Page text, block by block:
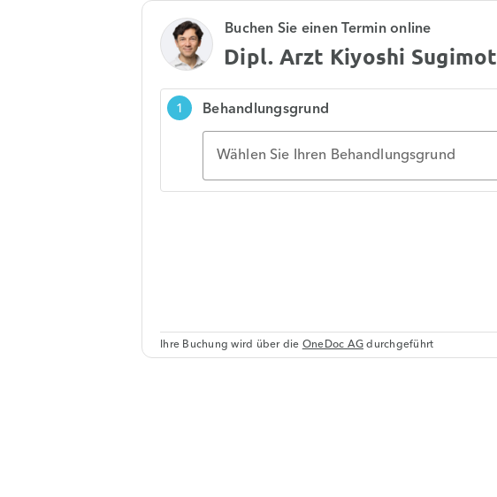
Buchen Sie einen Termin online
Dipl. Arzt Kiyoshi
1
Behandlungsgrund
Wählen Sie Ihren Behandlungsgrund
Ihre Buchung wird über dieOneDoc AGdurchgeführt